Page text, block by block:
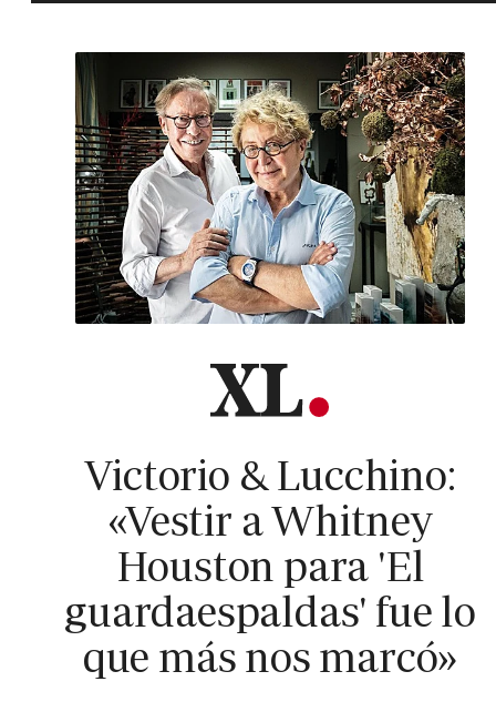
Victorio & Lucchino:
«Vestir a Whitney
Houston para 'El
guardaespaldas' fue lo
que más nos marcó»